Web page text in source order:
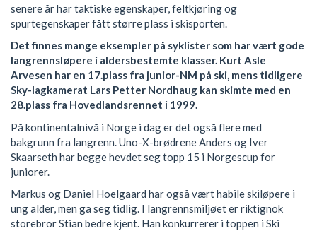
senere år har taktiske egenskaper, feltkjøring og
spurtegenskaper fått større plass i skisporten.
Det finnes mange eksempler på syklister som har vært gode
langrennsløpere i aldersbestemte klasser. Kurt Asle
Arvesen har en 17.plass fra junior-NM på ski, mens tidligere
Sky-lagkamerat Lars Petter Nordhaug kan skimte med en
28.plass fra Hovedlandsrennet i 1999.
På kontinentalnivå i Norge i dag er det også flere med
bakgrunn fra langrenn. Uno-X-brødrene Anders og Iver
Skaarseth har begge hevdet seg topp 15 i Norgescup for
juniorer.
Markus og Daniel Hoelgaard har også vært habile skiløpere i
ung alder, men ga seg tidlig. I langrennsmiljøet er riktignok
storebror Stian bedre kjent. Han konkurrerer i toppen i Ski